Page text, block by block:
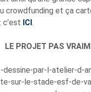
crowdfunding et ça
c’est ICI.
LE PROJET PAS